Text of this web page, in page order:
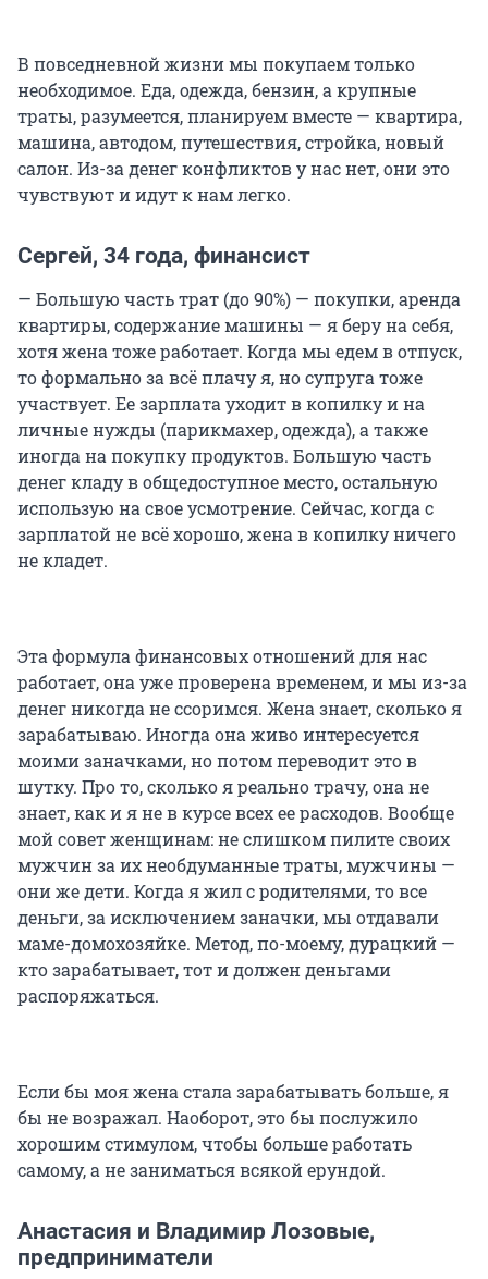
В повседневной жизни мы покупаем только
необходимое. Еда, одежда, бензин, а крупные
траты, разумеется, планируем вместе — квартира,
машина, автодом, путешествия, стройка, новый
салон. Из-за денег конфликтов у нас нет, они это
чувствуют и идут к нам легко.
Сергей, 34 года, финансист
— Большую часть трат (до 90%) — покупки, аренда
квартиры, содержание машины — я беру на себя,
хотя жена тоже работает. Когда мы едем в отпуск,
то формально за всё плачу я, но супруга тоже
участвует. Ее зарплата уходит в копилку и на
личные нужды (парикмахер, одежда), а также
иногда на покупку продуктов. Большую часть
денег кладу в общедоступное место, остальную
использую на свое усмотрение. Сейчас, когда с
зарплатой не всё хорошо, жена в копилку ничего
не кладет.
Эта формула финансовых отношений для нас
работает, она уже проверена временем, и мы из-за
денег никогда не ссоримся. Жена знает, сколько я
зарабатываю. Иногда она живо интересуется
моими заначками, но потом переводит это в
шутку. Про то, сколько я реально трачу, она не
знает, как и я не в курсе всех ее расходов. Вообще
мой совет женщинам: не слишком пилите своих
мужчин за их необдуманные траты, мужчины —
они же дети. Когда я жил с родителями, то все
деньги, за исключением заначки, мы отдавали
маме-домохозяйке. Метод, по-моему, дурацкий —
кто зарабатывает, тот и должен деньгами
распоряжаться.
Если бы моя жена стала зарабатывать больше, я
бы не возражал. Наоборот, это бы послужило
хорошим стимулом, чтобы больше работать
самому, а не заниматься всякой ерундой.
Анастасия и Владимир Лозовые,
предприниматели